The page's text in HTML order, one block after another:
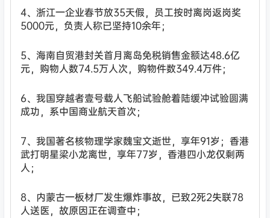
4、浙江一企业春节放35天假，员工按时离岗返岗奖
5000元，负责人称已坚持10余年；
5、海南自贸港封关首月离岛免税销售金额达48.6亿
元，购物人数74.5万人次，购物件数349.4万件；
6、我国穿越者壹号载人飞船试验舱着陆缓冲试验圆满
成功，系中国商业航天首次；
7、我国著名核物理学家魏宝文逝世，享年91岁；香港
武打明星梁小龙离世，享年77岁，香港四小龙仅剩两
人；
8、内蒙古一板材厂发生爆炸事故，已致2死2失联78
人送医，故原因正在调查中；